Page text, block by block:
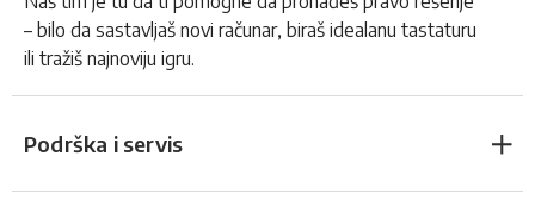
– bilo da sastavljaš novi računar, biraš idealanu tastaturu
ili tražiš najnoviju igru.
Podrška i servis